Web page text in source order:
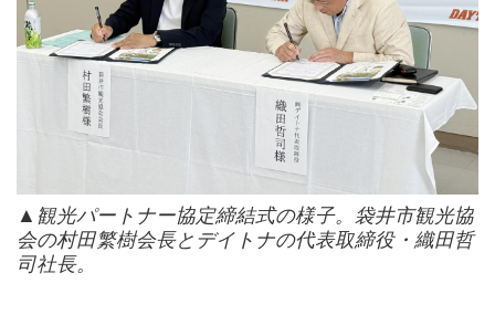
▲観光パートナー協定締結式の様子。袋井市観光協
会の村田繁樹会長とデイトナの代表取締役・織田哲
司社長。